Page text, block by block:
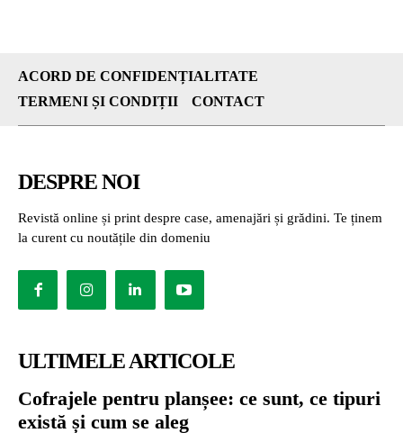
ACORD DE CONFIDENȚIALITATE
TERMENI ȘI CONDIȚII
CONTACT
DESPRE NOI
Revistă online și print despre case, amenajări și grădini. Te ținem
la curent cu noutățile din domeniu
ULTIMELE ARTICOLE
Cofrajele pentru planșee: ce sunt, ce tipuri
există și cum se aleg